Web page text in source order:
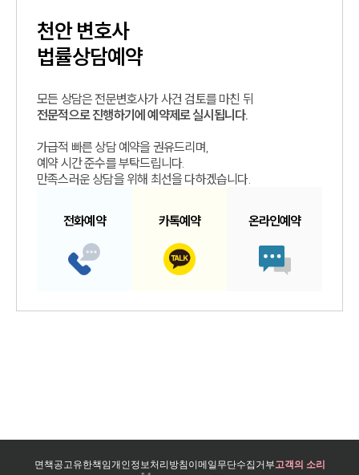
천안변호사
법률상담예약
모든 상담은 전문변호사가 사건 검토를 마친 뒤
전문적으로 진행하기에 예약제로 실시됩니다.
가급적 빠른 상담 예약을 권유드리며,
예약 시간 준수를 부탁드립니다.
만족스러운 상담을 위해 최선을 다하겠습니다.
전화예약 카톡예약 온라인예약
면책공고유한책임개인정보처리방침이메일무단수집거부고객의 소리